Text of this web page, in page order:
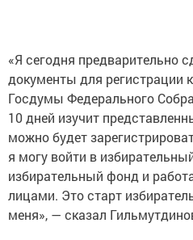
«Я сегодня предварительно
документы для регистрации
Госдумы Федерального
10 дней изучит
можно будет
я могу войти в
избирательный фонд и
лицами. Это старт
меня», — сказал